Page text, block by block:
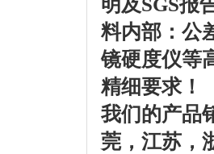
明及SGS报
料内部：公
镜硬度仪等
精细要求！
我们的产品
莞，江苏，